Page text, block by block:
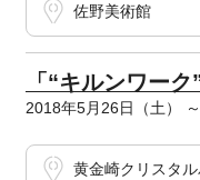
佐野美術館
「“キルンワー
2018年5月26日（土）
黄金崎クリスタル